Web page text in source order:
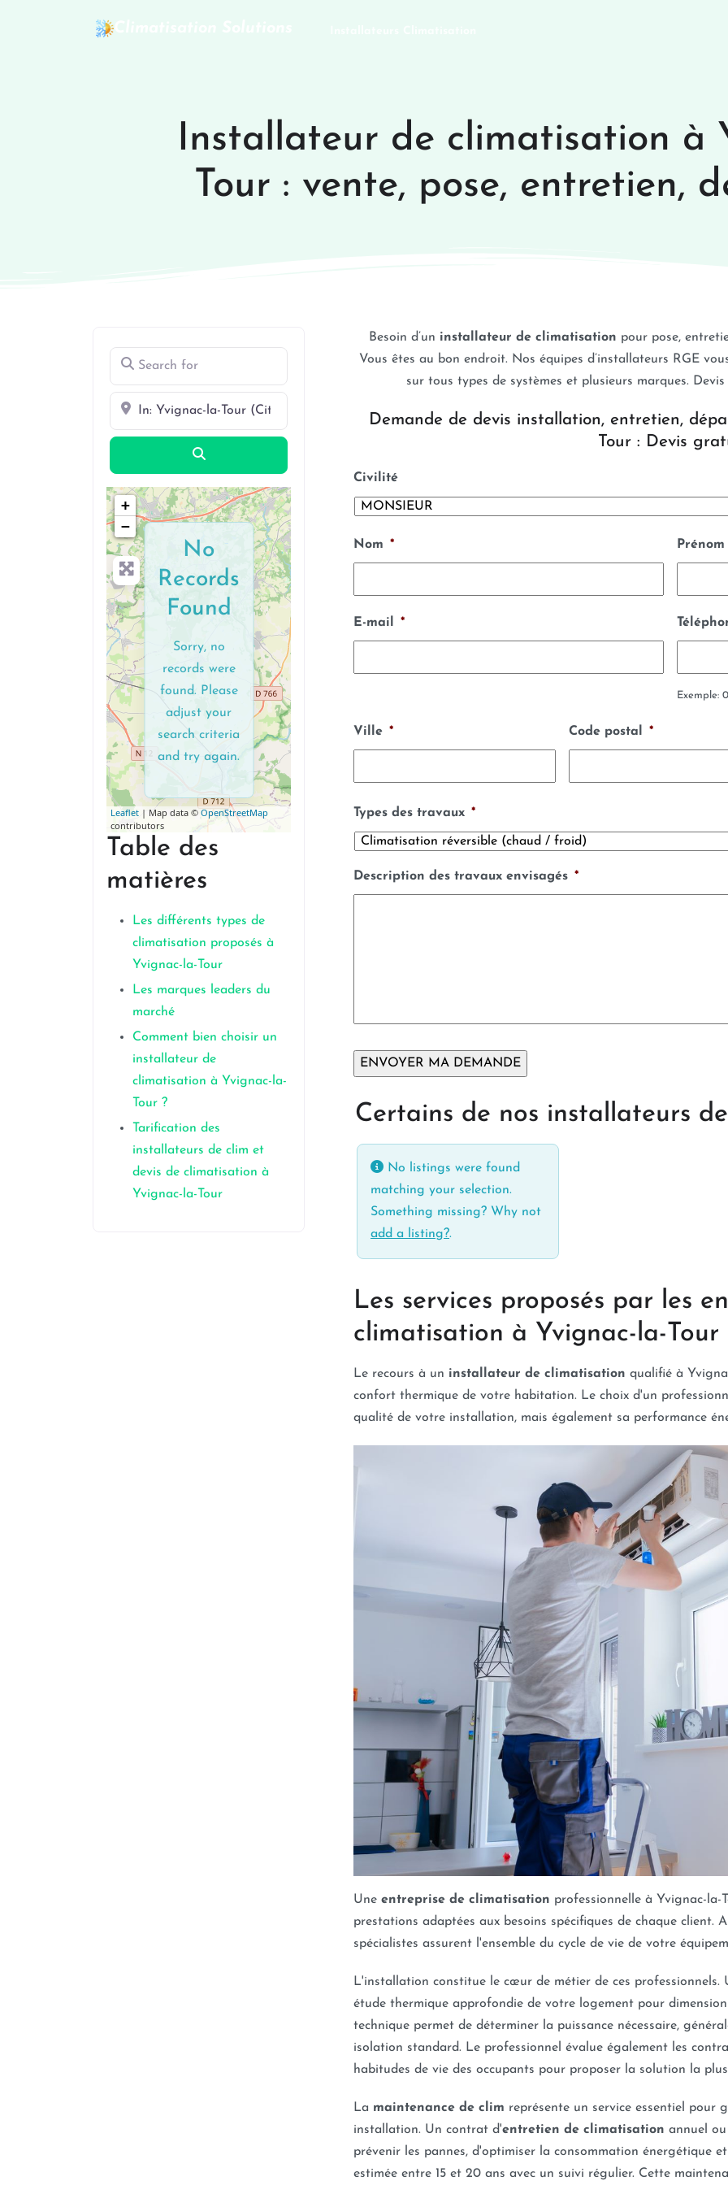
Installateur de climatisation à
Tour : vente, pose, entretien,
Search for
Near
+
−
Leaflet | Map data ©OpenStreetMap
contributors
No
Records
Found
Sorry, no
records were
found. Please
adjust your
search criteria
and try again.
Table des
matières
Les différents types de
climatisation proposés à
Yvignac-la-Tour
Les marques leaders du
marché
Comment bien choisir un
installateur de
climatisation à Yvignac-la-
Tour ?
Tarification des
installateurs de clim et
devis de climatisation à
Yvignac-la-Tour
Besoin d’un installateur de climatisation pour pose,
Vous êtes au bon endroit. Nos équipes d’installateurs RGE
sur tous types de systèmes et plusieurs marques.
Demande de devis installation, entretien,
Tour : Devis
Civilité
Nom * Prénom
E-mail *
Exemple:
Ville * Code postal *
Types des travaux *
Description des travaux envisagés *
Certains de nos installateurs
No listings were found
matching your selection.
Something missing? Why not
add a listing?.
Les services proposés par les
climatisation à Yvignac-la-Tour
Le recours à un installateur de climatisation qualifié à
confort thermique de votre habitation. Le choix d'un
qualité de votre installation, mais également sa performance
Une entreprise de climatisation professionnelle à Yvignac-la-
prestations adaptées aux besoins spécifiques de chaque client.
spécialistes assurent l'ensemble du cycle de vie de votre
L'installation constitue le cœur de métier de ces
étude thermique approfondie de votre logement pour
technique permet de déterminer la puissance nécessaire,
isolation standard. Le professionnel évalue également les
habitudes de vie des occupants pour proposer la solution la
La maintenance de clim représente un service essentiel pour
installation. Un contrat d'entretien de climatisation annuel
prévenir les pannes, d'optimiser la consommation énergétique
estimée entre 15 et 20 ans avec un suivi régulier. Cette